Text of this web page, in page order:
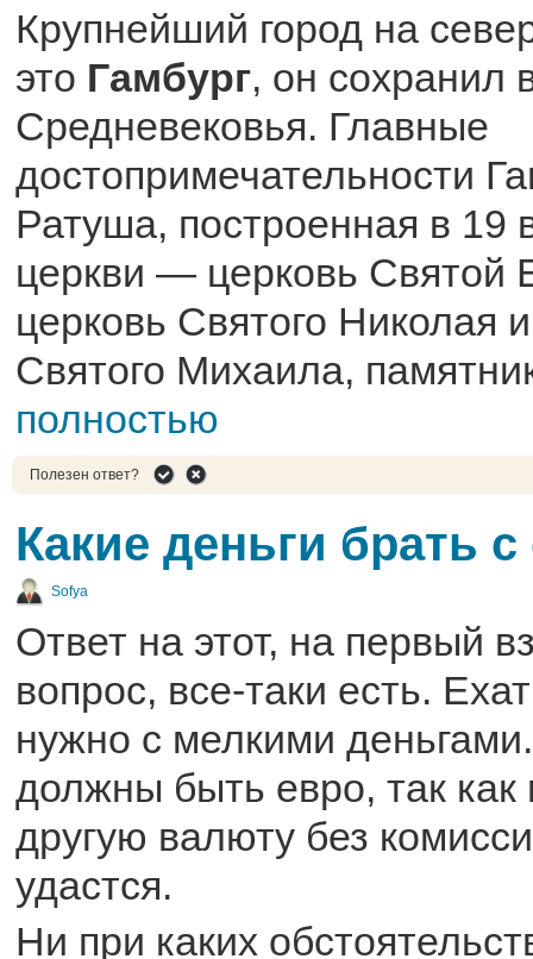
Крупнейший город на
это Гамбург, он сохранил
Средневековья. Главные
достопримечательности
Ратуша, построенная в 19
церкви — церковь Святой
церковь Святого Николая
Святого Михаила,
полностью
Полезен ответ?
Какие деньги брать
Sofya
Ответ на этот, на первый
вопрос, все-таки есть.
нужно с мелкими
должны быть евро, так как
другую валюту без
удастся.
Ни при каких